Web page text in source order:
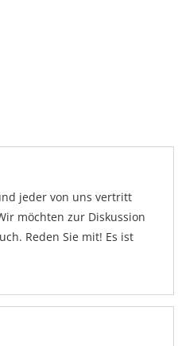
jeder von uns vertritt
möchten zur Diskussion
Reden Sie mit! Es ist